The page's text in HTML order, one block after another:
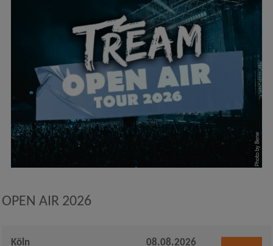
Photo by Bene
OPEN AIR 2026
Köln
08.08.2026